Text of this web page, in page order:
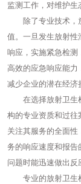
监测工作，对维护生
除了专业技术
值。一旦发生放射性
响应，实施紧急检测
高效的应急响应能力
减少企业的潜在经济
在选择放射卫生
构的专业资质和过往
关注其服务的全面
务的响应速度和报告
问题时能迅速做出反
专业的放射卫生